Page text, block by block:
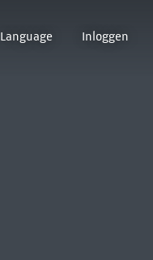
Language Inloggen